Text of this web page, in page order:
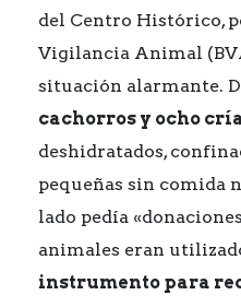
del Centro Histórico,
Vigilancia Animal
situación alarmante.
cachorros y ocho
deshidratados,
pequeñas sin comida
lado pedía
animales eran
instrumento para